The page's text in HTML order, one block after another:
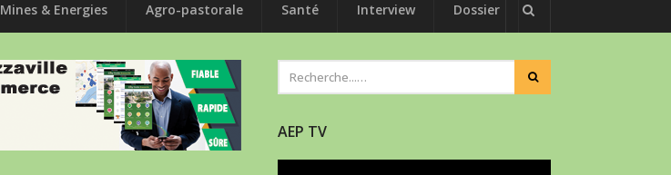
Mines & Energies Agro-pastorale Santé Interview Dossier
AEP TV